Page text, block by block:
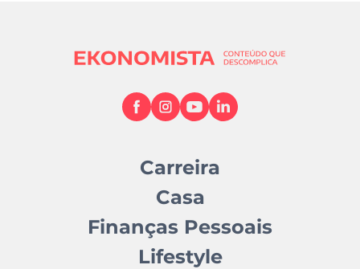
Carreira
Casa
Finanças Pessoais
Lifestyle